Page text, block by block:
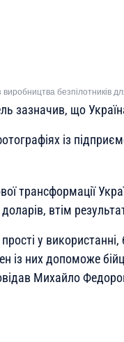
виробництва
зазначив, що
із
трансформації
втім
у
із них допоможе
Михайло